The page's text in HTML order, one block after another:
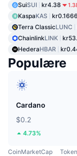
SuiSUI kr4.38
KaspaKAS kr0.1666
Terra ClassicLUNC
ChainlinkLINK
HederaHBAR
Populære
Cardano
$0.2
4.73%
CoinMarketCap